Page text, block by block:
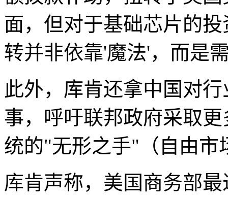
面，但对于基础芯片的
转并非依靠'魔法'，而是
此外，库肯还拿中国对
事，呼吁联邦政府采取
统的"无形之手"（自由市
库肯声称，美国商务部